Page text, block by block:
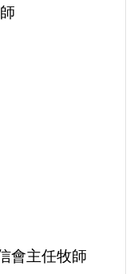
會主任牧師